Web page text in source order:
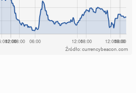
Źródło: currencybeacon.com